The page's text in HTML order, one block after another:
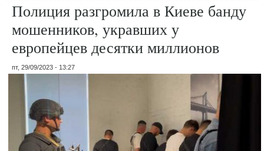
Полиция разгромила в Киеве банду
мошенников, укравших у
европейцев десятки миллионов
пт, 29/09/2023 - 13:27